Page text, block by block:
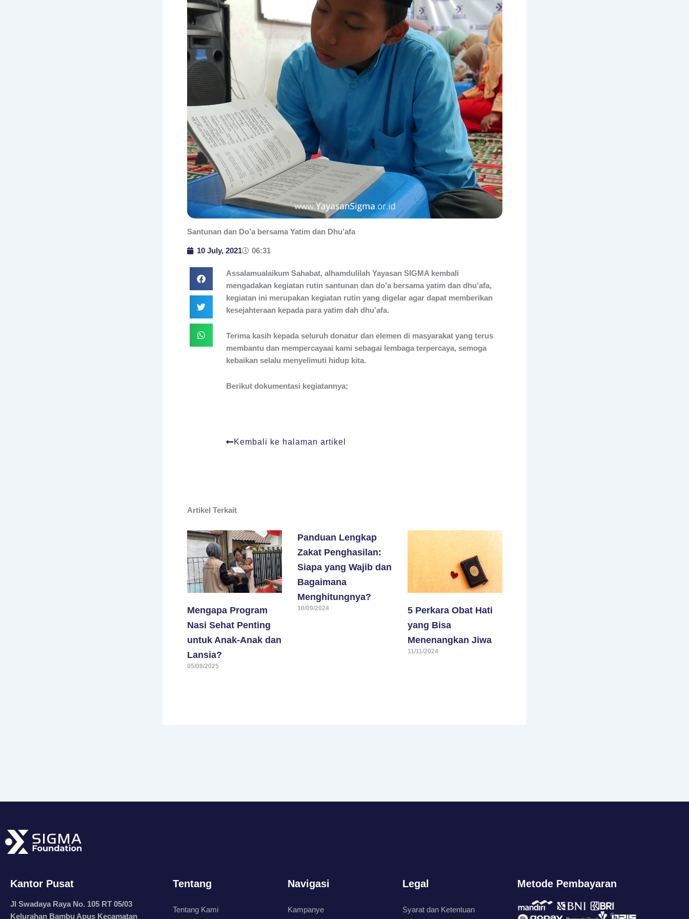
Santunan dan Do’a bersama Yatim dan Dhu’afa
10 July, 2021 06:31
Assalamualaikum Sahabat, alhamdulilah Yayasan SIGMA kembali
mengadakan kegiatan rutin santunan dan do’a bersama yatim dan dhu’afa,
kegiatan ini merupakan kegiatan rutin yang digelar agar dapat memberikan
kesejahteraan kepada para yatim dah dhu’afa.
Terima kasih kepada seluruh donatur dan elemen di masyarakat yang terus
membantu dan mempercayaai kami sebagai lembaga terpercaya, semoga
kebaikan selalu menyelimuti hidup kita.
Berikut dokumentasi kegiatannya;
Kembali ke halaman artikel
Artikel Terkait
Mengapa Program
Nasi Sehat Penting
untuk Anak-Anak dan
Lansia?
05/08/2025
Panduan Lengkap
Zakat Penghasilan:
Siapa yang Wajib dan
Bagaimana
Menghitungnya?
10/09/2024
5 Perkara Obat Hati
yang Bisa
Menenangkan Jiwa
11/11/2024
Kantor Pusat
Jl Swadaya Raya No. 105 RT 05/03
Kelurahan Bambu Apus Kecamatan
Tentang
Tentang Kami
Navigasi
Kampanye
Legal
Syarat dan Ketentuan
Metode Pembayaran